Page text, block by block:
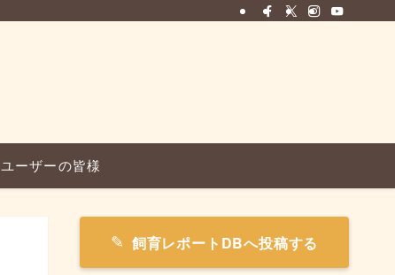
ユーザーの皆様
飼育レポートDBへ投稿する